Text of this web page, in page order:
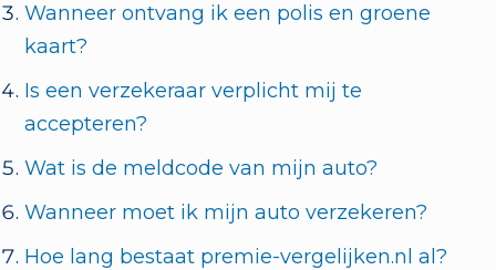
Wanneer ontvang ik een polis en groene
kaart?
Is een verzekeraar verplicht mij te
accepteren?
Wat is de meldcode van mijn auto?
Wanneer moet ik mijn auto verzekeren?
Hoe lang bestaat premie-vergelijken.nl al?